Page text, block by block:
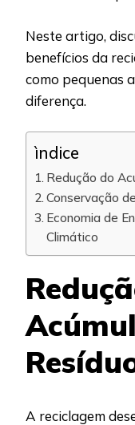
Neste artigo,
benefícios da
como pequenas
diferença.
ìndice
Redução do
Conservação
Economia de
Climático
A reciclagem